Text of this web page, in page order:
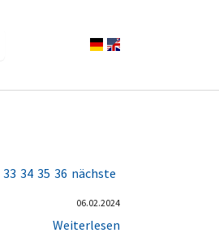
33 34 35 36 nächste
06.02.2024
Weiterlesen